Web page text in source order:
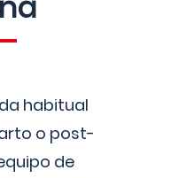
habitual
o post-
de